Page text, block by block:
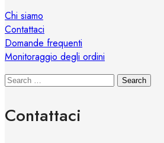
Chi siamo
Contattaci
Domande frequenti
Monitoraggio degli ordini
Search
Contattaci